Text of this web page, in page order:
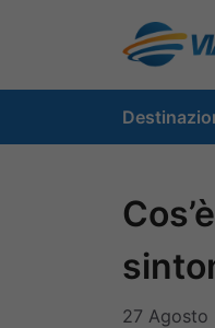
contenuto
27 Agosto